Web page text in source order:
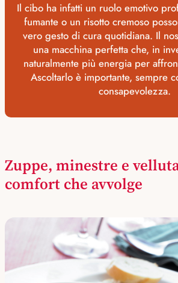
Il cibo ha infatti un ruolo emotivo
fumante o un risotto cremoso
vero gesto di cura quotidiana. Il
una macchina perfetta che, in
naturalmente più energia per
Ascoltarlo è importante, sempre
consapevolezza.
Zuppe, minestre e
comfort che avvolge